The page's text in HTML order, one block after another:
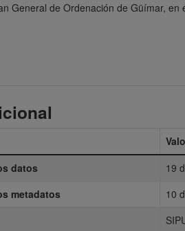
General de Ordenación de Güímar,
datos
19
metadatos
10